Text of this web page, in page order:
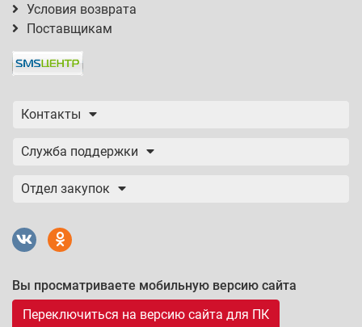
Условия возврата
Поставщикам
Контакты
Служба поддержки
Отдел закупок
Вы просматриваете мобильную версию сайта
Переключиться на версию сайта для ПК